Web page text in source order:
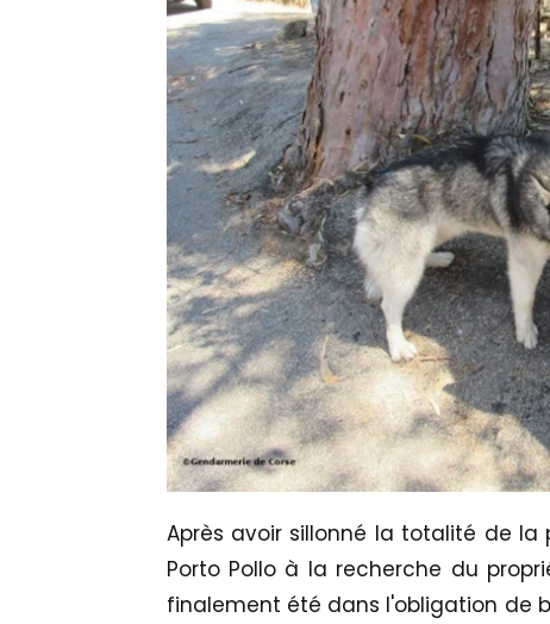
Après avoir sillonné la totalité de
Porto Pollo à la recherche du
finalement été dans l'obligation de